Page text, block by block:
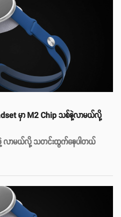
မှာ M2 Chip သစ်နဲ့လာမယ်လို့
နဲ့ လာမယ်လို့ သတင်းထွက်နေပါတယ်